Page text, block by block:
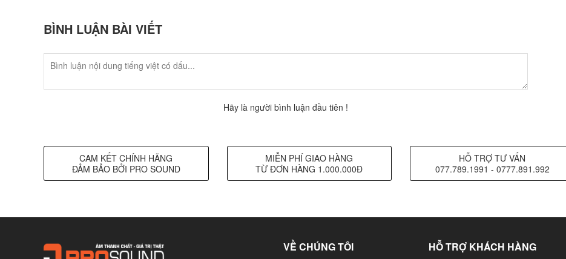
BÌNH LUẬN BÀI VIẾT
Hãy là người bình luận đầu tiên !
CAM KẾT CHÍNH HÃNG
ĐẢM BẢO BỞI PRO SOUND
MIỄN PHÍ GIAO HÀNG
TỪ ĐƠN HÀNG 1.000.000Đ
HỖ TRỢ TƯ VẤN
077.789.1991 - 0777.891.992
VỀ CHÚNG TÔI HỖ TRỢ KHÁCH HÀNG